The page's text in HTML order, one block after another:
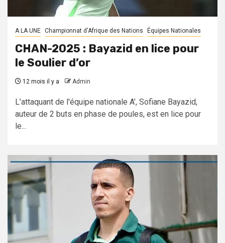
A LA UNE Championnat d'Afrique des Nations Équipes Nationales
CHAN-2025 : Bayazid en lice pour
le Soulier d’or
12 mois il y a Admin
L’attaquant de l'équipe nationale A’, Sofiane Bayazid,
auteur de 2 buts en phase de poules, est en lice pour
le...